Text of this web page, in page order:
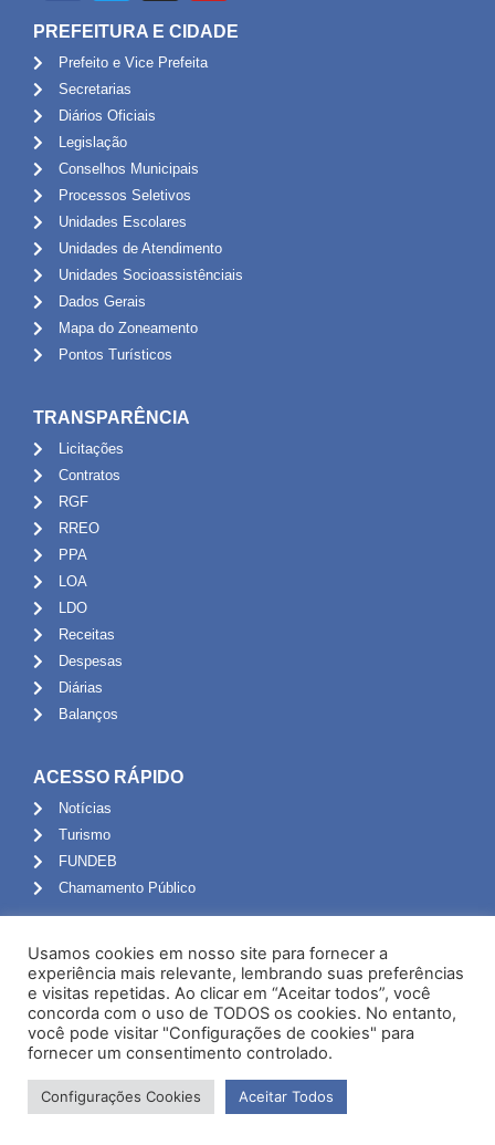
PREFEITURA E CIDADE
Prefeito e Vice Prefeita
Secretarias
Diários Oficiais
Legislação
Conselhos Municipais
Processos Seletivos
Unidades Escolares
Unidades de Atendimento
Unidades Socioassistênciais
Dados Gerais
Mapa do Zoneamento
Pontos Turísticos
TRANSPARÊNCIA
Licitações
Contratos
RGF
RREO
PPA
LOA
LDO
Receitas
Despesas
Diárias
Balanços
ACESSO RÁPIDO
Notícias
Turismo
FUNDEB
Chamamento Público
Portal do Servidor
Webmail
Administração
Usamos cookies em nosso site para fornecer a
experiência mais relevante, lembrando suas preferências
e visitas repetidas. Ao clicar em “Aceitar todos”, você
concorda com o uso de TODOS os cookies. No entanto,
você pode visitar "Configurações de cookies" para
fornecer um consentimento controlado.
Configurações Cookies Aceitar Todos